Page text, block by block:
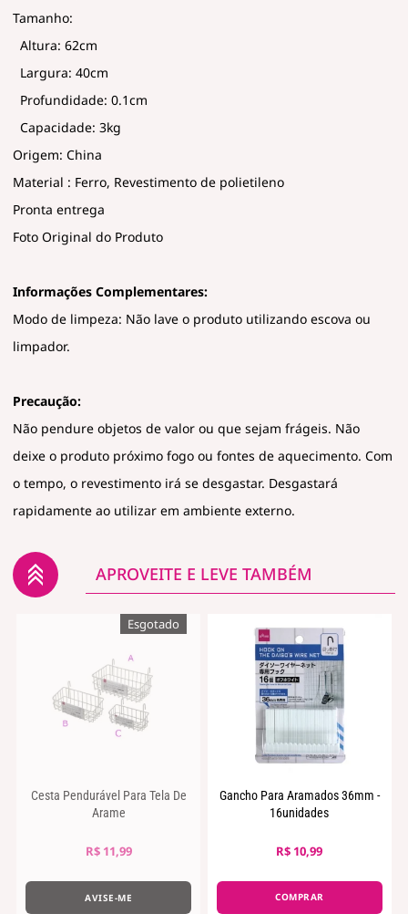
Tamanho:
Altura: 62cm
Largura: 40cm
Profundidade: 0.1cm
Capacidade: 3kg
Origem: China
Material : Ferro, Revestimento de polietileno
Pronta entrega
Foto Original do Produto
Informações Complementares:
Modo de limpeza: Não lave o produto utilizando escova ou
limpador.
Precaução:
Não pendure objetos de valor ou que sejam frágeis. Não
deixe o produto próximo fogo ou fontes de aquecimento. Com
o tempo, o revestimento irá se desgastar. Desgastará
rapidamente ao utilizar em ambiente externo.
APROVEITE E LEVE TAMBÉM
Cesta Pendurável Para Tela De
Arame
R$ 11,99
AVISE-ME
Gancho Para Aramados 36mm -
16unidades
R$ 10,99
COMPRAR